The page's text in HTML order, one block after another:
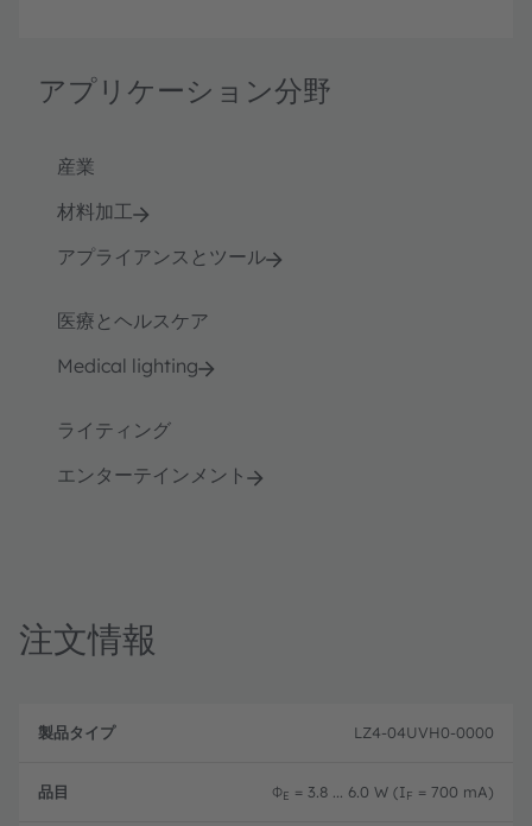
アプリケーション分野
産業
材料加工
アプライアンスとツール
医療とヘルスケア
Medical lighting
ライティング
エンターテインメント
注文情報
品
プ
品
LZ4-04UVH0-0000
ΦE = 3.8 ... 6.0 W (IF = 700 mA)